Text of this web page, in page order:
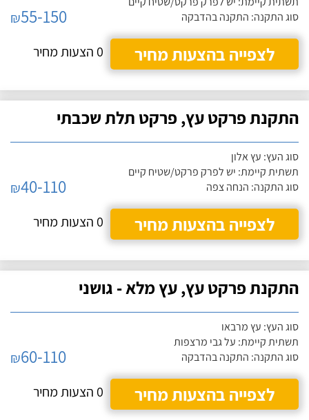
סוג התקנה: התקנה בהדבקה
₪55-150
לצפייה בהצעות מחיר
0 הצעות מחיר
התקנת פרקט עץ, פרקט תלת שכבתי
סוג העץ: עץ אלון
תשתית קיימת: יש לפרק פרקט/שטיח קיים
סוג התקנה: הנחה צפה
₪40-110
לצפייה בהצעות מחיר
0 הצעות מחיר
התקנת פרקט עץ, עץ מלא - גושני
סוג העץ: עץ מרבאו
תשתית קיימת: על גבי מרצפות
סוג התקנה: התקנה בהדבקה
₪60-110
לצפייה בהצעות מחיר
0 הצעות מחיר